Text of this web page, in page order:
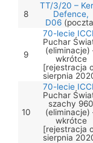
8
TT/3/20 –
Defence,
D06
9
70-lecie
Puchar
(eliminacje)
wkrótce
[rejestracja
sierpnia
10
70-lecie
Puchar
szachy 960
(eliminacje)
wkrótce
[rejestracja
sierpnia